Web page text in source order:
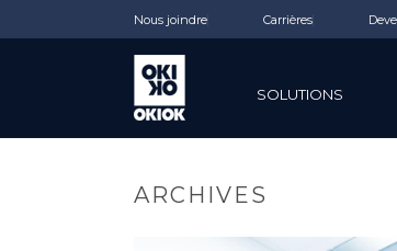
Nous joindre Carrières
SOLUTIONS
ARCHIVES